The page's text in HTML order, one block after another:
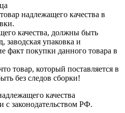
надлежащего качества в
качества, должны быть
заводская упаковка и
факт покупки данного товара в
товар, который поставляется в
без следов сборки!
качества
с законодательством РФ.